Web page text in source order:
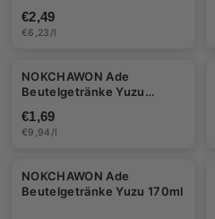
€2,49
€6,23/l
NOKCHAWON Ade
Beutelgetränke Yuzu
€1,69
€9,94/l
NOKCHAWON Ade
Beutelgetränke Yuzu 170ml